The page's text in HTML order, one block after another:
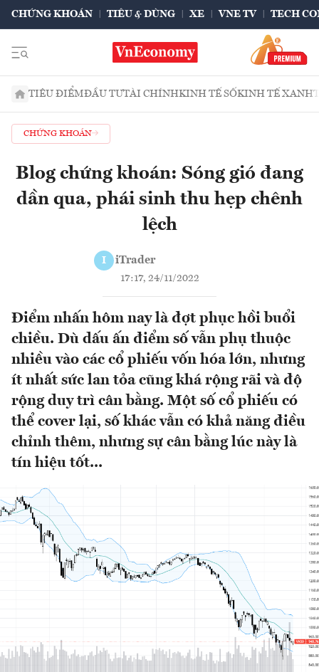
CHỨNG KHOÁN TIÊU & DÙNG XE VNE TV TECH
TIÊU ĐIỂMĐẦU TƯTÀI CHÍNHKINH TẾ SỐKINH TẾ XANH
CHỨNG KHOÁN
Blog chứng khoán: Sóng gió đang
dần qua, phái sinh thu hẹp chênh
lệch
I iTrader
17:17, 24/11/2022
Điểm nhấn hôm nay là đợt phục hồi buổi
chiều. Dù dấu ấn điểm số vẫn phụ thuộc
nhiều vào các cổ phiếu vốn hóa lớn, nhưng
ít nhất sức lan tỏa cũng khá rộng rãi và độ
rộng duy trì cân bằng. Một số cổ phiếu có
thể cover lại, số khác vẫn có khả năng điều
chỉnh thêm, nhưng sự cân bằng lúc này là
tín hiệu tốt...